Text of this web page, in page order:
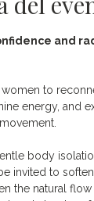
and
to
energy, and
body
invited to
the natural